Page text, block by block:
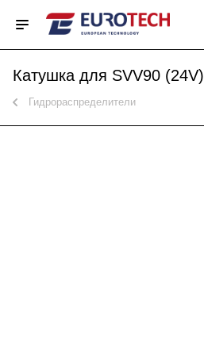
Катушка для SVV90 (24V)
Гидрораспределители